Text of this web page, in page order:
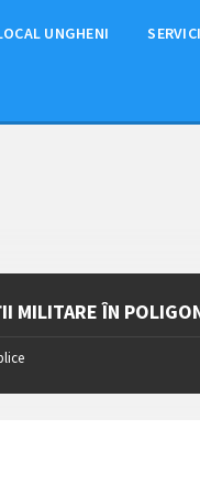
UNGHENI
MILITARE ÎN